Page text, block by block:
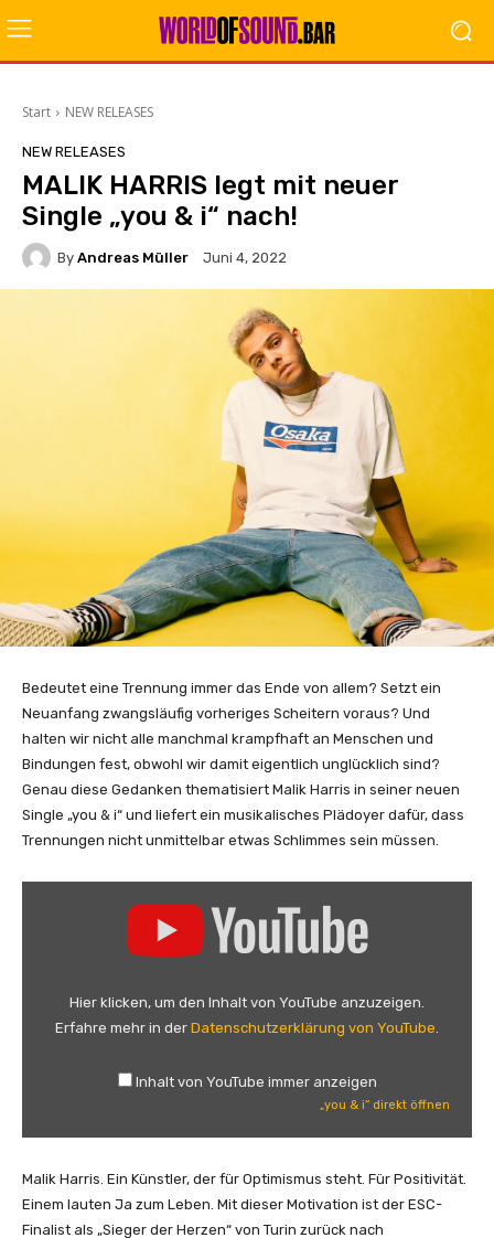
Start NEW RELEASES
NEW RELEASES
MALIK HARRIS legt mit neuer
Single „you & i“ nach!
By Andreas Müller Juni 4, 2022
Bedeutet eine Trennung immer das Ende von allem? Setzt ein
Neuanfang zwangsläufig vorheriges Scheitern voraus? Und
halten wir nicht alle manchmal krampfhaft an Menschen und
Bindungen fest, obwohl wir damit eigentlich unglücklich sind?
Genau diese Gedanken thematisiert Malik Harris in seiner neuen
Single „you & i“ und liefert ein musikalisches Plädoyer dafür, dass
Trennungen nicht unmittelbar etwas Schlimmes sein müssen.
o
u
T
Hier klicken, um den Inhalt von YouTube anzuzeigen.
Erfahre mehr in der Datenschutzerklärung von YouTube
Inhalt von YouTube immer anzeigen
„you & i“ direkt öffnen
Malik Harris. Ein Künstler, der für Optimismus steht. Für Positivität.
Einem lauten Ja zum Leben. Mit dieser Motivation ist der ESC-
Finalist als „Sieger der Herzen“ von Turin zurück nach